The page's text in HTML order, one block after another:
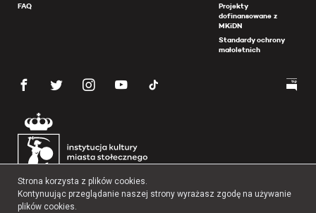
FAQ
Projekty
dofinansowane z
MKiDN
Standardy ochrony
małoletnich
Strona korzysta z plików cookies.
Kontynuując przeglądanie naszej strony wyrażasz zgodę na używanie
plików cookies.